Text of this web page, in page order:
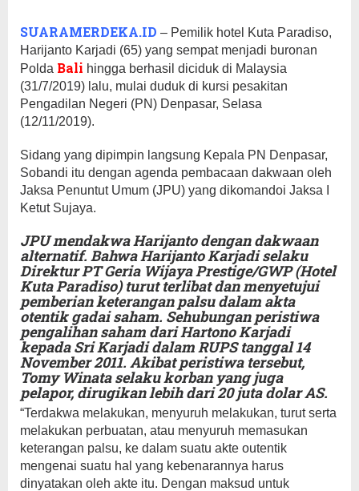
SUARAMERDEKA.ID – Pemilik hotel Kuta Paradiso,
Harijanto Karjadi (65) yang sempat menjadi buronan
Polda Bali hingga berhasil diciduk di Malaysia
(31/7/2019) lalu, mulai duduk di kursi pesakitan
Pengadilan Negeri (PN) Denpasar, Selasa
(12/11/2019).
Sidang yang dipimpin langsung Kepala PN Denpasar,
Sobandi itu dengan agenda pembacaan dakwaan oleh
Jaksa Penuntut Umum (JPU) yang dikomandoi Jaksa I
Ketut Sujaya.
JPU mendakwa Harijanto dengan dakwaan
alternatif. Bahwa Harijanto Karjadi selaku
Direktur PT Geria Wijaya Prestige/GWP (Hotel
Kuta Paradiso) turut terlibat dan menyetujui
pemberian keterangan palsu dalam akta
otentik gadai saham. Sehubungan peristiwa
pengalihan saham dari Hartono Karjadi
kepada Sri Karjadi dalam RUPS tanggal 14
November 2011. Akibat peristiwa tersebut,
Tomy Winata selaku korban yang juga
pelapor, dirugikan lebih dari 20 juta dolar AS.
“Terdakwa melakukan, menyuruh melakukan, turut serta
melakukan perbuatan, atau menyuruh memasukan
keterangan palsu, ke dalam suatu akte outentik
mengenai suatu hal yang kebenarannya harus
dinyatakan oleh akte itu. Dengan maksud untuk